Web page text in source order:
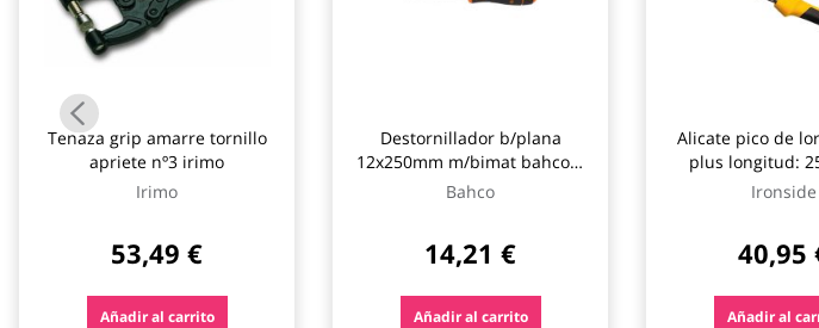
Tenaza grip amarre tornillo
apriete nº3 irimo
Irimo
53,49 €
Añadir al carrito
Destornillador b/plana
12x250mm m/bimat bahcofit
bahco
Bahco
14,21 €
Añadir al carrito
Alicate pico de loro
plus longitud: 250 mm -
capacidad: 50
Ironside
40,95
Añadir al